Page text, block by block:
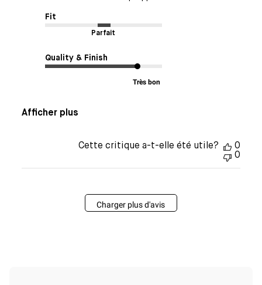
Fit
Parfait
Quality & Finish
Très bon
Afficher plus
Cette critique a-t-elle été utile?
0
0
Charger plus d'avis